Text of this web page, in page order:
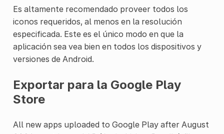
Es altamente recomendado proveer todos los
iconos requeridos, al menos en la resolución
especificada. Este es el único modo en que la
aplicación sea vea bien en todos los dispositivos y
versiones de Android.
Exportar para la Google Play
Store
All new apps uploaded to Google Play after August